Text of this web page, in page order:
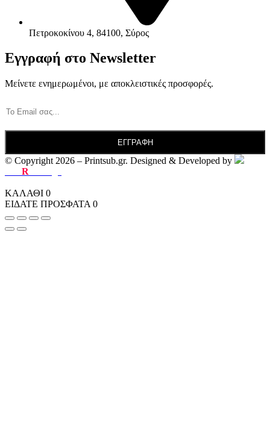
Πετροκοκίνου 4, 84100, Σύρος
Εγγραφή στο Newsletter
Μείνετε ενημερωμένοι, με αποκλειστικές προσφορές.
© Copyright 2026 – Printsub.gr. Designed & Developed by
R
ΚΑΛΑΘΙ 0
ΕΙΔΑΤΕ ΠΡΟΣΦΑΤΑ 0